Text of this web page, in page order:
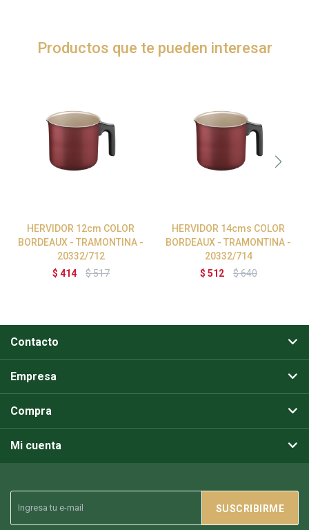
Productos que te pueden interesar
HERVIDOR 12cm COLOR
BORDEAUX - TRAMONTINA -
20332/712
$ 414 $517
HERVIDOR 14cms COLOR
BORDEAUX - TRAMONTINA -
20332/714
$ 512 $640
SUSCRIBIRME
Contacto
Empresa
Compra
Mi cuenta